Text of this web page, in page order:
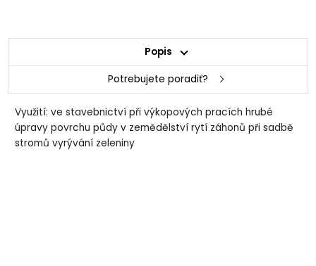
Popis
Potrebujete poradiť?
Využití: ve stavebnictví při výkopových pracích hrubé
úpravy povrchu půdy v zemědělství rytí záhonů při sadbě
stromů vyrývání zeleniny